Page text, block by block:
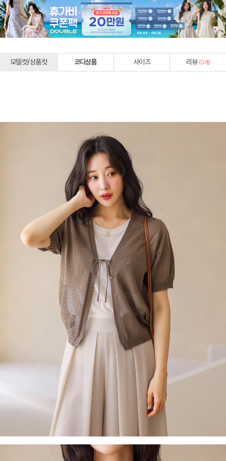
모델컷/상품컷 코디상품 사이즈 리뷰 (0개)